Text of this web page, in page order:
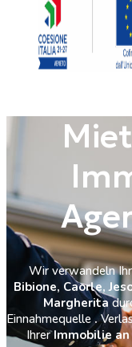
Wir verwandeln
Bibione, Caorle,
Margherita
Einnahmequelle.
IhrerImmobilie an